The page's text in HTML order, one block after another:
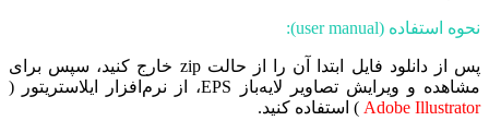
نحوه استفاده (user manual):
پس از دانلود فایل ابتدا آن را از حالت zip خارج کنید، سپس برای
مشاهده و ویرایش تصاویر لایه‌باز EPS، از نرم‌افزار ایلاستریتور (
Adobe Illustrator ) استفاده کنید.